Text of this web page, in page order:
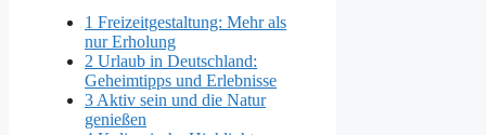
1 Freizeitgestaltung: Mehr als
nur Erholung
2 Urlaub in Deutschland:
Geheimtipps und Erlebnisse
3 Aktiv sein und die Natur
genießen